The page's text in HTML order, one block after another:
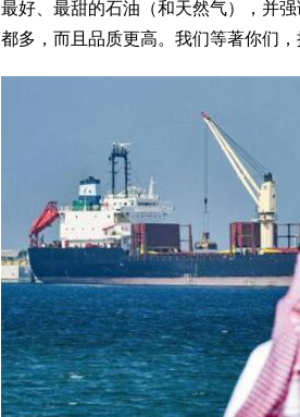
最好、最甜的石油（和天然气），并
都多，而且品质更高。我们等著你们，